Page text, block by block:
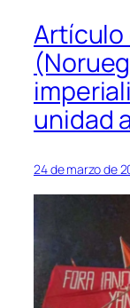
Artículo
unidad
24 de marzo de